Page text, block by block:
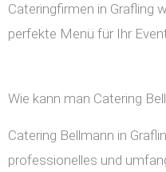
Cateringfirmen in Grafling
perfekte Menü für Ihr
Wie kann man Catering
Catering Bellmann in
professionelles und